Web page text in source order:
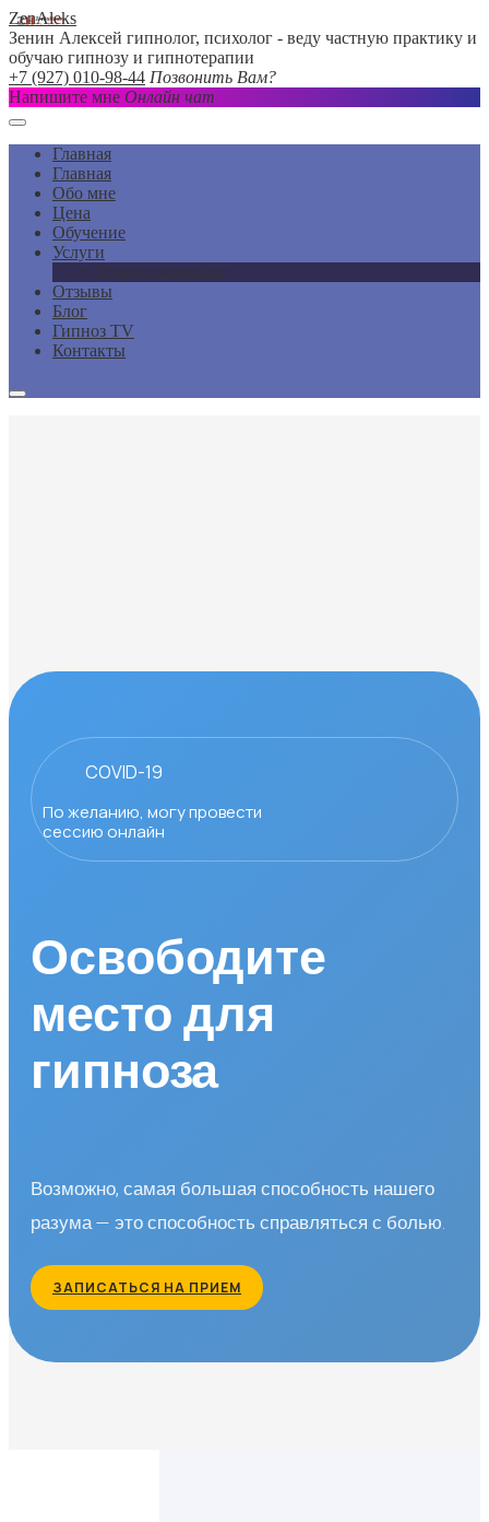
ZenAleks
Зенин Алексей гипнолог, психолог - веду частную практику и
обучаю гипнозу и гипнотерапии
+7 (927) 010-98-44 Позвонить Вам?
Напишите мне Онлайн чат
Главная
Главная
Обо мне
Цена
Обучение
Услуги
Услуги подробно
Отзывы
Блог
Гипноз TV
Контакты
COVID-19
По желанию, могу провести
сессию онлайн
Освободите
место для
гипноза
Возможно, самая большая способность нашего
разума — это способность справляться с болью.
ЗАПИСАТЬСЯ НА ПРИЕМ